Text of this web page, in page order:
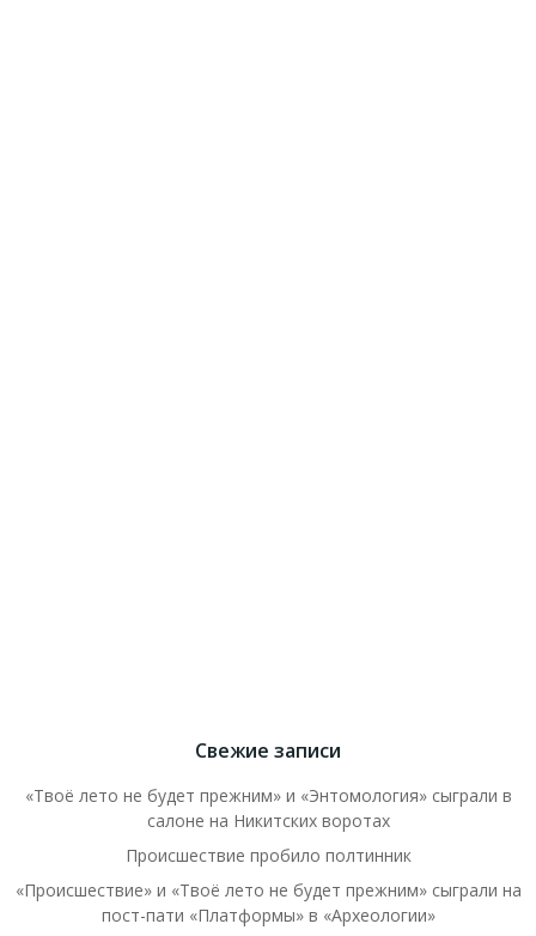
Свежие записи
«Твоё лето не будет прежним» и «Энтомология» сыграли в
салоне на Никитских воротах
Происшествие пробило полтинник
«Происшествие» и «Твоё лето не будет прежним» сыграли на
пост-пати «Платформы» в «Археологии»